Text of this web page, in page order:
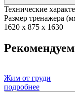
Технические
Размер тренажера
1620 x 875 x 1630
Жим от груди
подробнее